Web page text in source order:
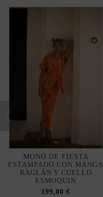
MONO DE FIESTA
ESTAMPADO CON MANGA
RAGLÁN Y CUELLO
ESMOQUIN
199,00 €